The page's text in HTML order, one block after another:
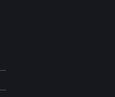
Краткий обзор криптоновостей FameEX за сегодня | 7 августа 2026 г
Краткий обзор криптоновостей FameEX за сегодня | 6 августа 2026 г